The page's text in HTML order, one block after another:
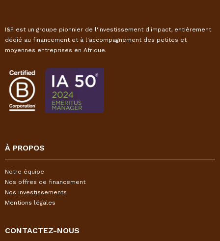
I&P est un groupe pionnier de l'investissement d'impact, entièrement
dédié au financement et à l'accompagnement des petites et
moyennes entreprises en Afrique.
À PROPOS
Notre équipe
Nos offres de financement
Nos investissements
Mentions légales
CONTACTEZ-NOUS